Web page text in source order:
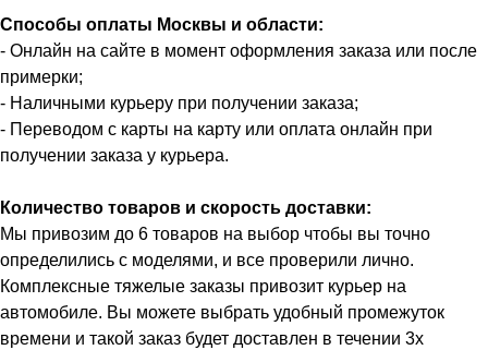
Способы оплаты Москвы и области:
- Онлайн на сайте в момент оформления заказа или после
примерки;
- Наличными курьеру при получении заказа;
- Переводом с карты на карту или оплата онлайн при
получении заказа у курьера.
Количество товаров и скорость доставки:
Мы привозим до 6 товаров на выбор чтобы вы точно
определились с моделями, и все проверили лично.
Комплексные тяжелые заказы привозит курьер на
автомобиле. Вы можете выбрать удобный промежуток
времени и такой заказ будет доставлен в течении 3х